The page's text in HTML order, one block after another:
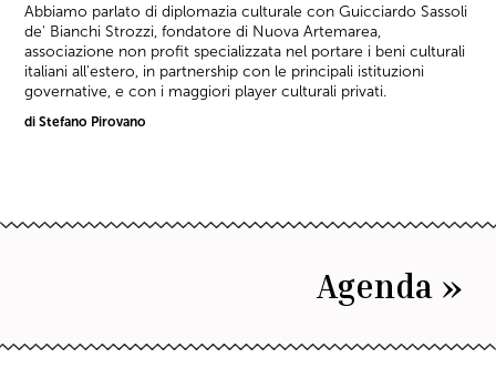
Abbiamo parlato di diplomazia culturale con Guicciardo Sassoli
de' Bianchi Strozzi, fondatore di Nuova Artemarea,
associazione non profit specializzata nel portare i beni culturali
italiani all'estero, in partnership con le principali istituzioni
governative, e con i maggiori player culturali privati.
di Stefano Pirovano
Agenda »